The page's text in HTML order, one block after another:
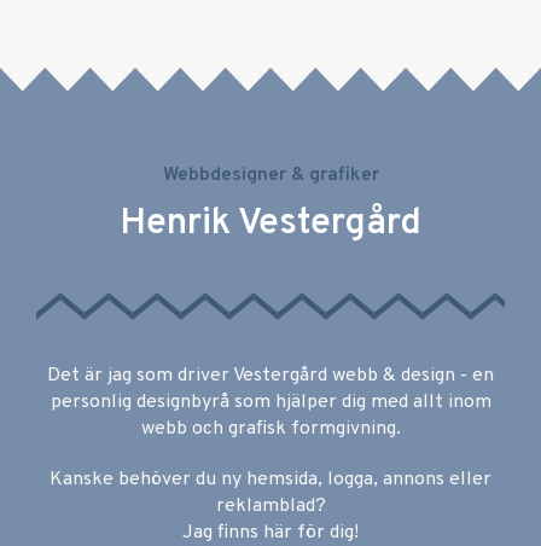
Webbdesigner & grafiker
Henrik Vestergård
Det är jag som driver Vestergård webb & design - en
personlig designbyrå som hjälper dig med allt inom
webb och grafisk formgivning.
Kanske behöver du ny hemsida, logga, annons eller
reklamblad?
Jag finns här för dig!